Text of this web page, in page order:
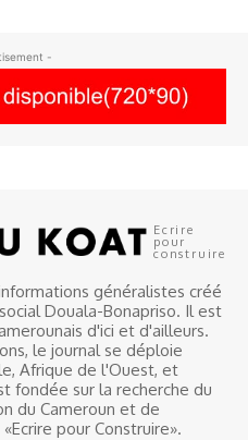
-
Ecrire
pour
construire
généralistes créé
Douala-Bonapriso. Il est
d'ici et d'ailleurs.
le journal se déploie
Afrique de l'Ouest, et
fondée sur la recherche du
du Cameroun et de
pour Construire».